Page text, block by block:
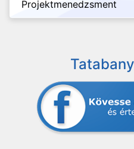
Projektmenedzsment